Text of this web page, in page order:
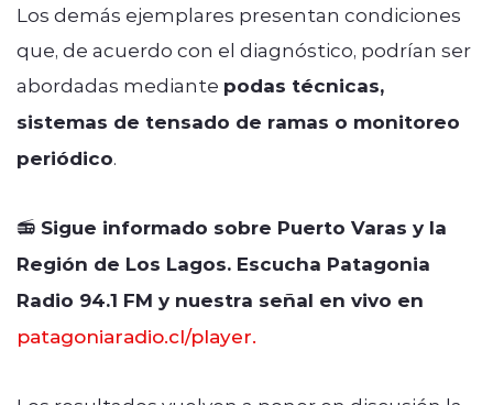
Los demás ejemplares presentan condiciones
que, de acuerdo con el diagnóstico, podrían ser
abordadas mediante podas técnicas,
sistemas de tensado de ramas o monitoreo
periódico.
📻 Sigue informado sobre Puerto Varas y la
Región de Los Lagos. Escucha Patagonia
Radio 94.1 FM y nuestra señal en vivo en
patagoniaradio.cl/player.